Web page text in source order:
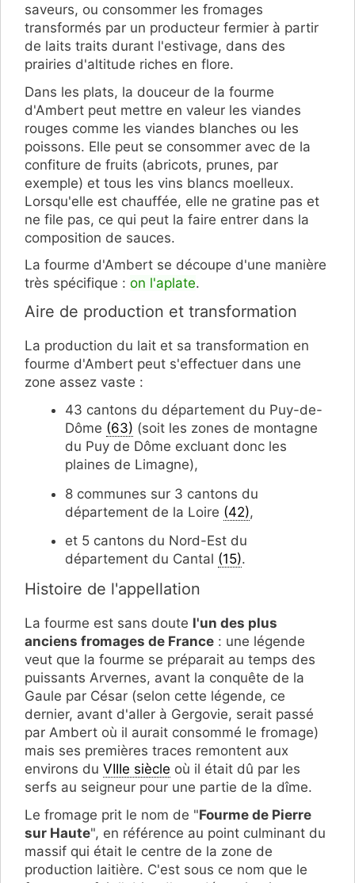
saveurs, ou consommer les fromages
transformés par un producteur fermier à partir
de laits traits durant l'estivage, dans des
prairies d'altitude riches en flore.
Dans les plats, la douceur de la fourme
d'Ambert peut mettre en valeur les viandes
rouges comme les viandes blanches ou les
poissons. Elle peut se consommer avec de la
confiture de fruits (abricots, prunes, par
exemple) et tous les vins blancs moelleux.
Lorsqu'elle est chauffée, elle ne gratine pas et
ne file pas, ce qui peut la faire entrer dans la
composition de sauces.
La fourme d'Ambert se découpe d'une manière
très spécifique : on l'aplate.
Aire de production et transformation
La production du lait et sa transformation en
fourme d'Ambert peut s'effectuer dans une
zone assez vaste :
43 cantons du département du Puy-de-
Dôme (63) (soit les zones de montagne
du Puy de Dôme excluant donc les
plaines de Limagne),
8 communes sur 3 cantons du
département de la Loire (42),
et 5 cantons du Nord-Est du
département du Cantal (15).
Histoire de l'appellation
La fourme est sans doute l'un des plus
anciens fromages de France : une légende
veut que la fourme se préparait au temps des
puissants Arvernes, avant la conquête de la
Gaule par César (selon cette légende, ce
dernier, avant d'aller à Gergovie, serait passé
par Ambert où il aurait consommé le fromage)
mais ses premières traces remontent aux
environs du VIIIe siècle où il était dû par les
serfs au seigneur pour une partie de la dîme.
Le fromage prit le nom de "Fourme de Pierre
sur Haute", en référence au point culminant du
massif qui était le centre de la zone de
production laitière. C'est sous ce nom que le